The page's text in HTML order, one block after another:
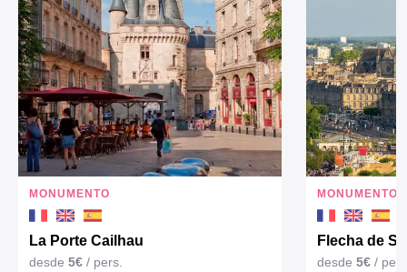
MONUMENTO
La Porte Cailhau
desde 5€ / pers.
MONUMENTO
Flecha de
desde5€ /